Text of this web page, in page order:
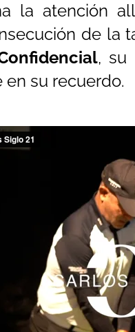
la atención
de la
, su
su recuerdo.